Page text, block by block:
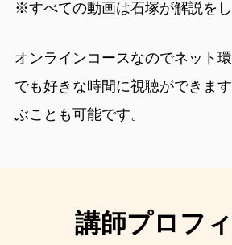
※すべての動画は石塚が解説をし
オンラインコースなのでネット
でも好きな時間に視聴ができま
ぶことも可能です。
講師プロフ